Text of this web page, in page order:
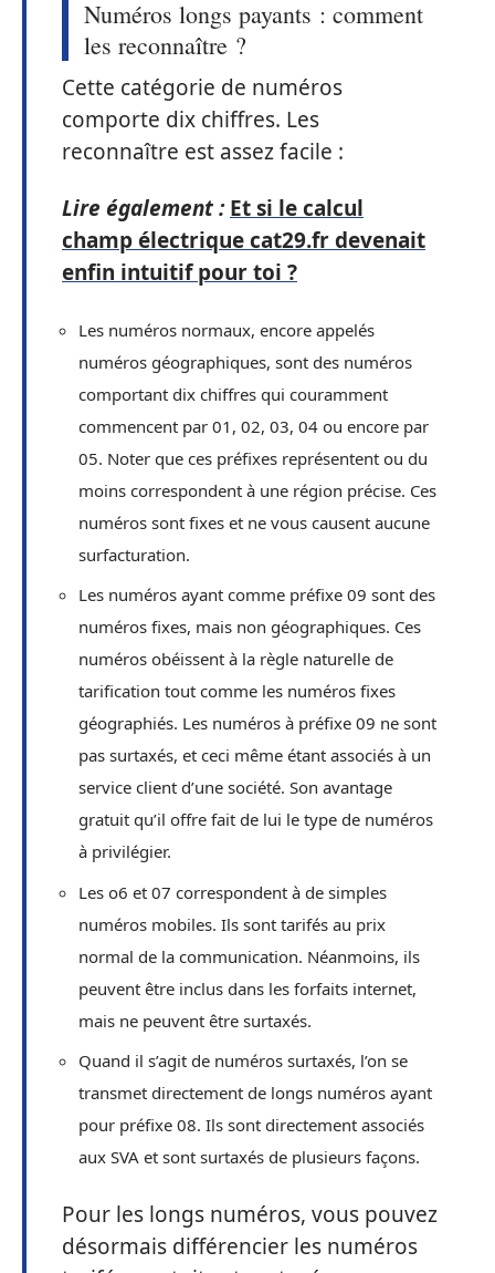
Numéros longs payants : comment
les reconnaître ?
Cette catégorie de numéros
comporte dix chiffres. Les
reconnaître est assez facile :
Lire également : Et si le calcul
champ électrique cat29.fr devenait
enfin intuitif pour toi ?
Les numéros normaux, encore appelés
numéros géographiques, sont des numéros
comportant dix chiffres qui couramment
commencent par 01, 02, 03, 04 ou encore par
05. Noter que ces préfixes représentent ou du
moins correspondent à une région précise. Ces
numéros sont fixes et ne vous causent aucune
surfacturation.
Les numéros ayant comme préfixe 09 sont des
numéros fixes, mais non géographiques. Ces
numéros obéissent à la règle naturelle de
tarification tout comme les numéros fixes
géographiés. Les numéros à préfixe 09 ne sont
pas surtaxés, et ceci même étant associés à un
service client d’une société. Son avantage
gratuit qu’il offre fait de lui le type de numéros
à privilégier.
Les o6 et 07 correspondent à de simples
numéros mobiles. Ils sont tarifés au prix
normal de la communication. Néanmoins, ils
peuvent être inclus dans les forfaits internet,
mais ne peuvent être surtaxés.
Quand il s’agit de numéros surtaxés, l’on se
transmet directement de longs numéros ayant
pour préfixe 08. Ils sont directement associés
aux SVA et sont surtaxés de plusieurs façons.
Pour les longs numéros, vous pouvez
désormais différencier les numéros